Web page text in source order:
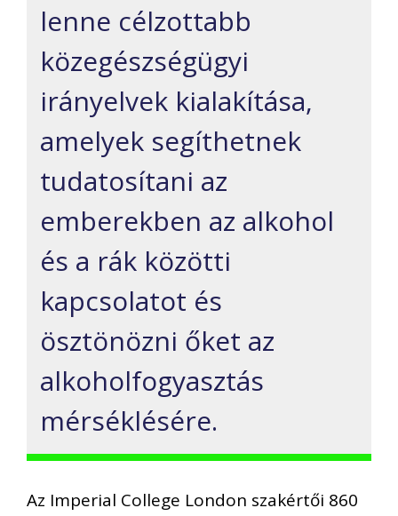
lenne célzottabb
közegészségügyi
irányelvek kialakítása,
amelyek segíthetnek
tudatosítani az
emberekben az alkohol
és a rák közötti
kapcsolatot és
ösztönözni őket az
alkoholfogyasztás
mérséklésére.
Az Imperial College London szakértői 860